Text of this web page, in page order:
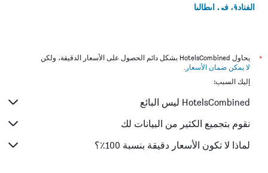
الفنادق في إيطاليا
*
يحاول HotelsCombined بشكل دائم الحصول على الأسعار الدقيقة، ولكن
لا يمكن ضمان الأسعار .
إليك السبب:
HotelsCombined ليس البائع
نقوم بتجميع الكثير من البيانات لك
لماذا لا تكون الأسعار دقيقة بنسبة 100٪؟